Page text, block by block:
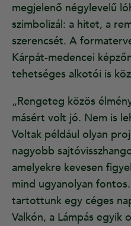
megjelenő négylevelű
szimbolizál: a hitet, a
szerencsét. A
Kárpát-medencei
tehetséges alkotói is
„Rengeteg közös
másért volt jó. Nem is
Voltak például olyan
nagyobb
amelyekre kevesen
mind ugyanolyan
tartottunk egy céges
Valkón, a Lámpás